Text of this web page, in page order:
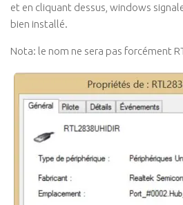
et en cliquant dessus, windows
bien installé.
Nota: le nom ne sera pas forcément